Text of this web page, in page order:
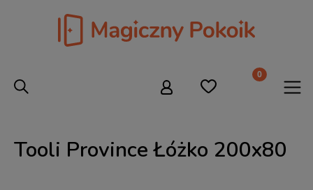
Tooli Province Łóżko 200x80